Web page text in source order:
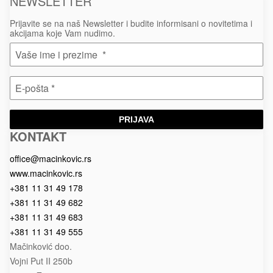
Prijavite se na naš Newsletter i budite informisani o novitetima i
akcijama koje Vam nudimo.
PRIJAVA
Macinkovic
Macinkovic
https://www.macinkovic.rs/wp-
KONTAKT
office@macinkovic.rs
www.macinkovic.rs
+381 11 31 49 178
+381 11 31 49 682
+381 11 31 49 683
+381 11 31 49 555
Mačinković doo.
Vojni Put II 250b